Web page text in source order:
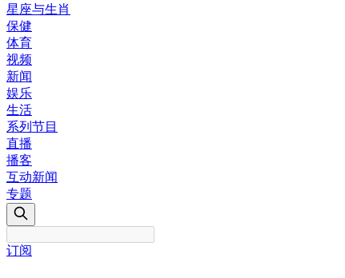
星座与生肖
保健
体育
视频
新闻
娱乐
生活
系列节目
直播
播客
互动新闻
专题
订阅